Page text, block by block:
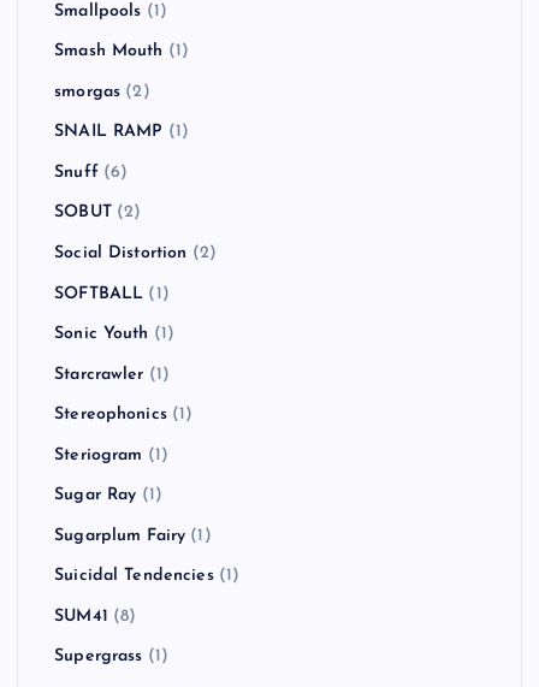
Smallpools (1)
Smash Mouth (1)
smorgas (2)
SNAIL RAMP (1)
Snuff (6)
SOBUT(2)
Social Distortion (2)
SOFTBALL (1)
Sonic Youth (1)
Starcrawler (1)
Stereophonics(1)
Steriogram (1)
Sugar Ray (1)
Sugarplum Fairy (1)
Suicidal Tendencies(1)
SUM41 (8)
Supergrass (1)